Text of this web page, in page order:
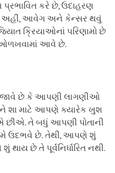
કરે છે, ઉદાહરણ
અહીં, આવેગ અને કેન્સર થવું
ક્રિયાઓનાં પરિણામો છે
ઓળખવામાં આવે છે.
છે કે આપણી લાગણીઓ
માટે આપણે ક્યારેક ખુશ
તે બધું આપણી પોતાની
ઉદભવે છે. તેથી, આપણે શું
છે તે પૂર્વનિર્ધારિત નથી.